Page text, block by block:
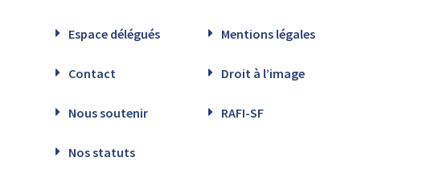
Espace délégués Mentions légales
Contact Droit à l’image
Nous soutenir RAFI-SF
Nos statuts